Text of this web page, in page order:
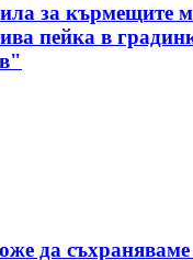
за кърмещите
пейка в
да